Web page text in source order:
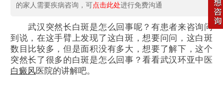
的家人需要疾病咨询，可点击此处进行免费沟通
武汉突然长白斑是怎么回事呢？有患者来咨询问
到说，在这手臂上发现了这白斑，想要问问，这白斑
数目比较多，但是面积没有多大，想要了解下，这个
突然长了很多的白斑是怎么回事？看看武汉环亚中医
白癜风医院的讲解吧。